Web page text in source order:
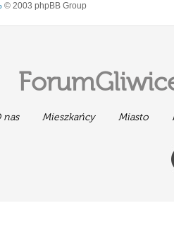
© 2003 phpBB Group
nas Mieszkańcy Miasto